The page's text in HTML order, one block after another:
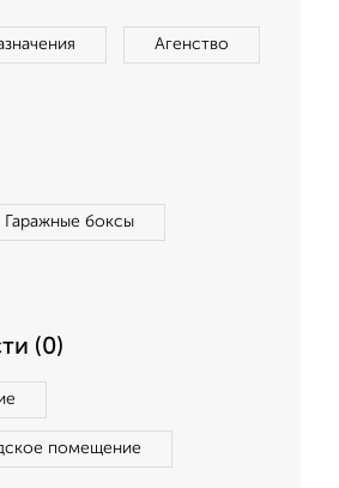
Агенство
Гаражные боксы
(0)
помещение